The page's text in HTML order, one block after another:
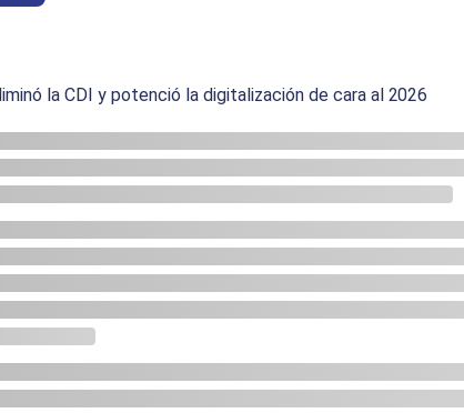
la CDI y potenció la digitalización de cara al 2026